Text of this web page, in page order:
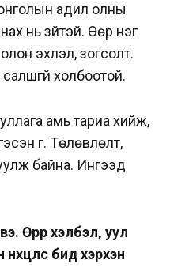
адил олны
нь зүйтэй. Өөр нэг
эхлэл, зогсолт.
холбоотой.
амь тариа хийж,
үг. Төлөвлөлт,
байна. Ингээд
хэлбэл, уул
бид хэрхэн